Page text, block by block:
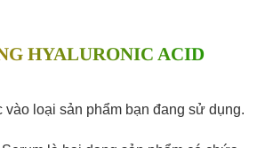
HYALURONIC ACID
vào loại sản phẩm bạn đang sử dụng.